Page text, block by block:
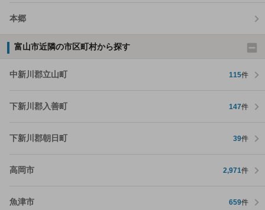
本郷
富山市近隣の市区町村から探す
中新川郡立山町 115件
下新川郡入善町 147件
下新川郡朝日町 39件
高岡市 2,971件
魚津市 659件